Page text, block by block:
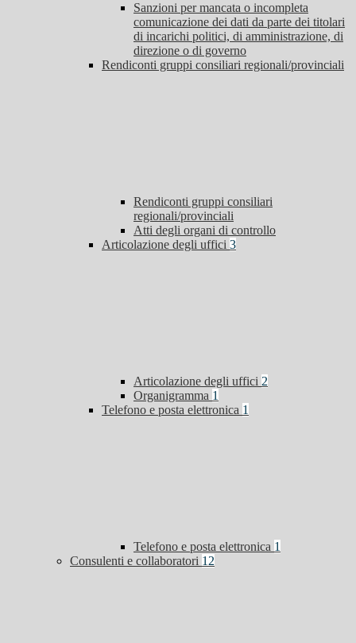
Sanzioni per mancata o incompleta
comunicazione dei dati da parte dei titolari
di incarichi politici, di amministrazione, di
direzione o di governo
Rendiconti gruppi consiliari regionali/provinciali
Rendiconti gruppi consiliari
regionali/provinciali
Atti degli organi di controllo
Articolazione degli uffici 3
Articolazione degli uffici 2
Organigramma 1
Telefono e posta elettronica 1
Telefono e posta elettronica 1
Consulenti e collaboratori 12